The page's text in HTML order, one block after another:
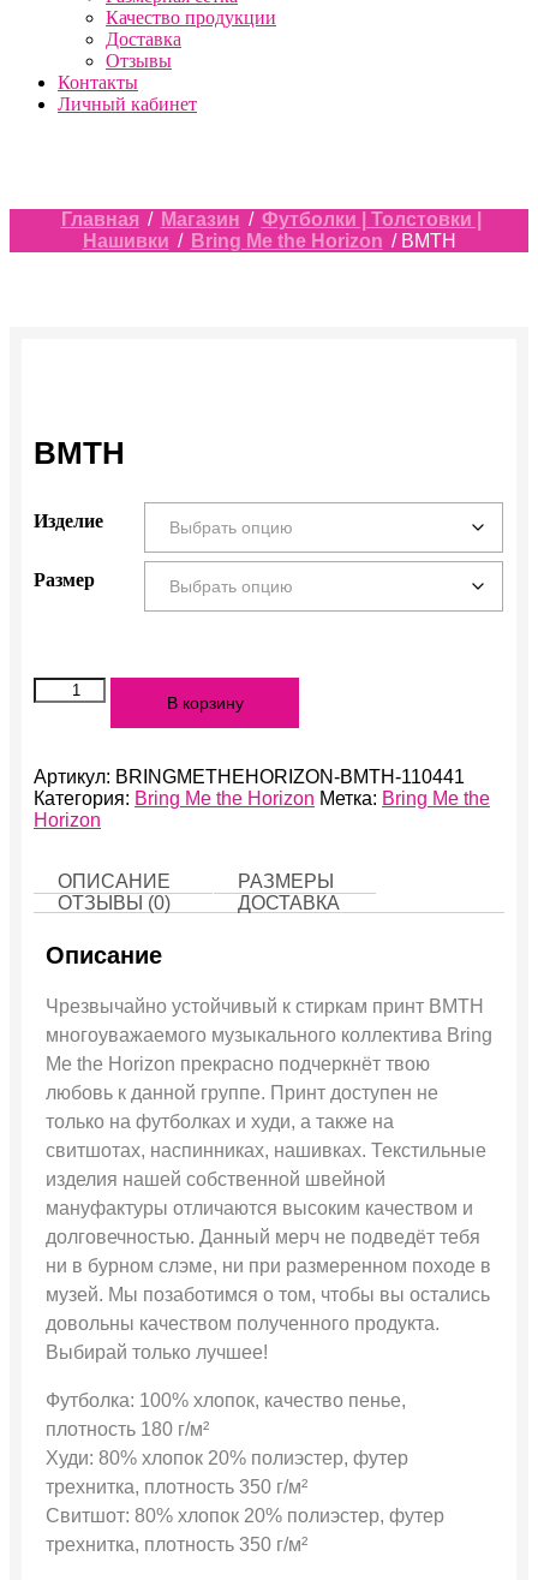
Качество продукции
Доставка
Отзывы
Контакты
Личный кабинет
Главная / Магазин / Футболки | Толстовки |
Нашивки / Bring Me the Horizon / BMTH
BMTH
Изделие
Размер
Количество
BMTH
В корзину
Артикул: BRINGMETHEHORIZON-BMTH-110441
Категория: Bring Me the Horizon Метка: Bring Me the
Horizon
ОПИСАНИЕ
РАЗМЕРЫ
ОТЗЫВЫ (0)
ДОСТАВКА
Описание
Чрезвычайно устойчивый к стиркам принт BMTH
многоуважаемого музыкального коллектива Bring
Me the Horizon прекрасно подчеркнёт твою
любовь к данной группе. Принт доступен не
только на футболках и худи, а также на
свитшотах, наспинниках, нашивках. Текстильные
изделия нашей собственной швейной
мануфактуры отличаются высоким качеством и
долговечностью. Данный мерч не подведёт тебя
ни в бурном слэме, ни при размеренном походе в
музей. Мы позаботимся о том, чтобы вы остались
довольны качеством полученного продукта.
Выбирай только лучшее!
Футболка: 100% хлопок, качество пенье,
плотность 180 г/м²
Худи: 80% хлопок 20% полиэстер, футер
трехнитка, плотность 350 г/м²
Свитшот: 80% хлопок 20% полиэстер, футер
трехнитка, плотность 350 г/м²